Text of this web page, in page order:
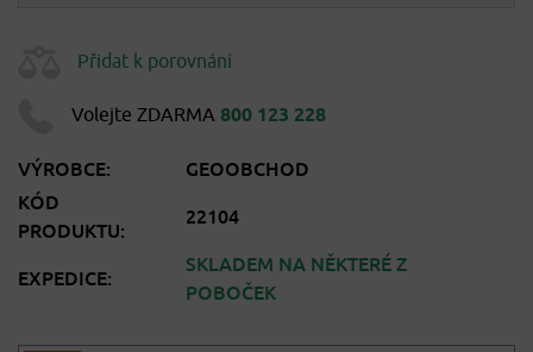
Přidat k porovnání
Volejte ZDARMA 800 123 228
VÝROBCE:
GEOOBCHOD
KÓD
PRODUKTU:
22104
EXPEDICE:
SKLADEM NA NĚKTERÉ Z
POBOČEK